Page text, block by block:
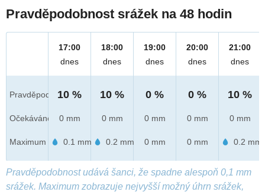
Pravděpodobnost srážek na 48 hodin
Pravděpod.
Očekáváno
Maximum
17:00
dnes
10 %
0 mm
0.1 mm
18:00
dnes
10 %
0 mm
0.2 mm
19:00
dnes
0 %
0 mm
0 mm
20:00
dnes
0 %
0 mm
0 mm
21:00
dnes
10 %
0 mm
0.2 mm
Pravděpodobnost udává šanci, že spadne alespoň 0,1 mm
srážek. Maximum zobrazuje nejvyšší možný úhrn srážek,